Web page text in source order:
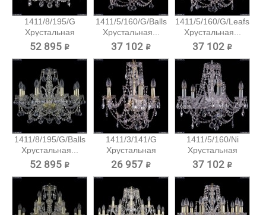
1411/8/195/G
Хрустальная
подвесная...
52 895 ₽
1411/5/160/G/Balls
Хрустальная...
37 102 ₽
1411/5/160/G/Leafs
Хрустальная...
37 102 ₽
1411/8/195/G/Balls
Хрустальная...
52 895 ₽
1411/3/141/G
Хрустальная
подвесная...
26 957 ₽
1411/5/160/Ni
Хрустальная
подвесная...
37 102 ₽